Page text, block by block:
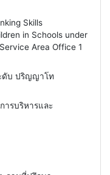
Skills
in Schools under
Area Office 1
ดับ ปริญญาโท
รบริหารและ